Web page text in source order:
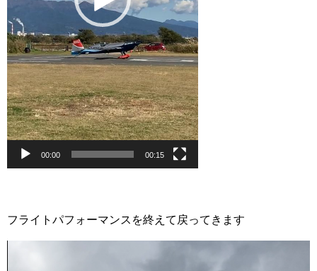
00:00 00:15
フライトパフォーマンスを終えて戻ってきます